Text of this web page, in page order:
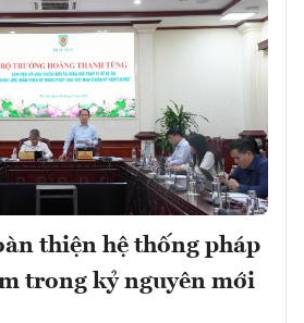
thiện hệ thống pháp
trong kỷ nguyên mới